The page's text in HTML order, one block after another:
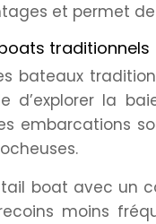
et permet
traditionnels
bateaux
d’explorer la
embarcations
boat avec un
moins